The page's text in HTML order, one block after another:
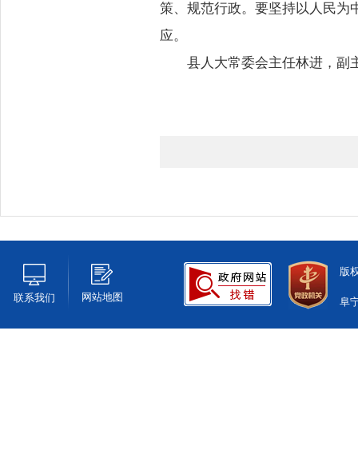
策、规范行政。要坚持以人民为
应。
县人大常委会主任林进，副
联系我们 网站地图
版
阜